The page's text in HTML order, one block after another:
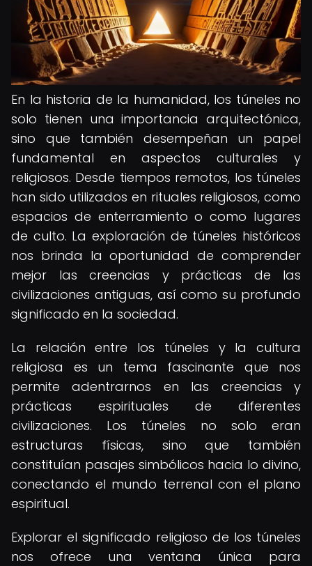
En la historia de la humanidad, los túneles no
solo tienen una importancia arquitectónica,
sino que también desempeñan un papel
fundamental en aspectos culturales y
religiosos. Desde tiempos remotos, los túneles
han sido utilizados en rituales religiosos, como
espacios de enterramiento o como lugares
de culto. La exploración de túneles históricos
nos brinda la oportunidad de comprender
mejor las creencias y prácticas de las
civilizaciones antiguas, así como su profundo
significado en la sociedad.
La relación entre los túneles y la cultura
religiosa es un tema fascinante que nos
permite adentrarnos en las creencias y
prácticas espirituales de diferentes
civilizaciones. Los túneles no solo eran
estructuras físicas, sino que también
constituían pasajes simbólicos hacia lo divino,
conectando el mundo terrenal con el plano
espiritual.
Explorar el significado religioso de los túneles
nos ofrece una ventana única para